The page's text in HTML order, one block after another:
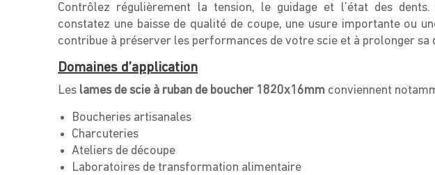
Contrôlez régulièrement la tension, le guidage et l’état des
constatez une baisse de qualité de coupe, une usure importante ou
contribue à préserver les performances de votre scie et à prolonger sa
Domaines d’application
Les lames de scie à ruban de boucher 1820x16mm conviennent
Boucheries artisanales
Charcuteries
Ateliers de découpe
Laboratoires de transformation alimentaire